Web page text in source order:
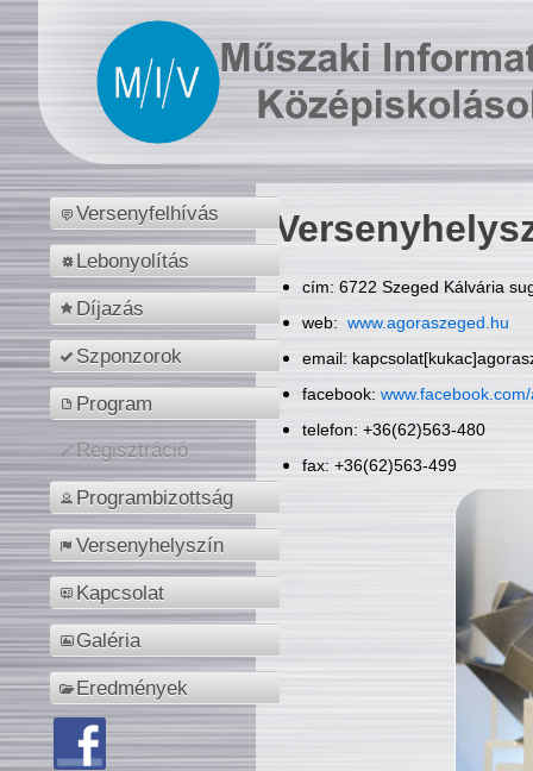
Versenyfelhívás
Lebonyolítás
Díjazás
Szponzorok
Program
Regisztráció
Programbizottság
Versenyhelyszín
Kapcsolat
Galéria
Eredmények
cím: 6722 Szeged Kálvária
web: www.agoraszeged.hu
email:
facebook:
telefon: +36(62)563-480
fax: +36(62)563-499